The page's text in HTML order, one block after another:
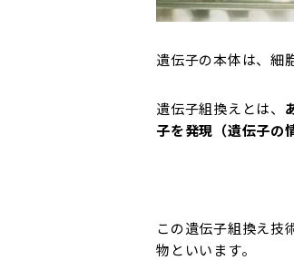
遺伝子の本体は、細
遺伝子組換えとは、
子を発現（遺伝子の
この遺伝子組換え技
物といいます。